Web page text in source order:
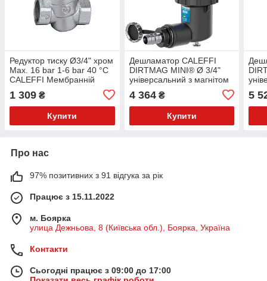
Редуктор тиску Ø3/4" хром
Max. 16 bar 1-6 bar 40 °C
CALEFFI Мембранній
1 309 ₴
Купити
Дешламатор CALEFFI
DIRTMAG MINI® Ø 3/4"
універсальний з магнітом
(композит) 3,0 bar 0–90 °C
5 μm (Італія)
4 364₴
Купити
5
5
Про нас
97% позитивних з 91 відгука за рік
Працює з 15.11.2022
м. Боярка
улица Дежньова, 8 (Київська обл.), Боярка, Україна
Контакти
Сьогодні працює з 09:00 до 17:00